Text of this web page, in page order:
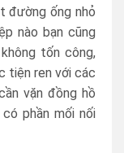
đường ống nhỏ
nào bạn cũng
tốn công,
tiện ren với các
vặn đồng hồ
phần mối nối